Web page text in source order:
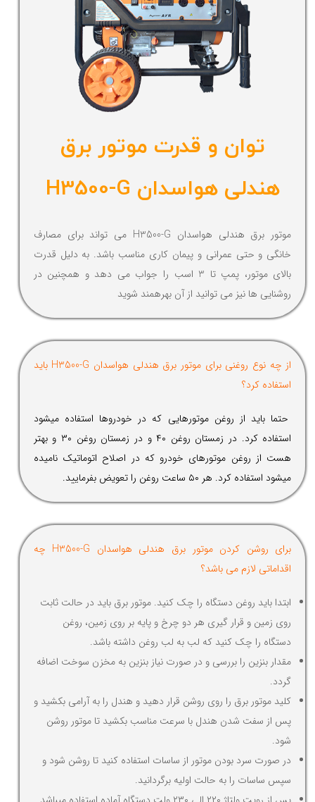
توان و قدرت موتور برق
هندلی هواسدان H3500-G
موتور برق هندلی هواسدان H3500-G می تواند برای مصارف
خانگی و حتی عمرانی و پیمان کاری مناسب باشد. به دلیل قدرت
بالای موتور، پمپ تا 3 اسب را جواب می دهد و همچنین در
روشنایی ها نیز می توانید از آن بهرهمند شوید
از چه نوع روغنی برای موتور برق هندلی هواسدان H3500-G باید
استفاده کرد؟
حتما باید از روغن موتورهایی که در خودروها استفاده میشود
استفاده کرد. در زمستان روغن ۴۰ و در زمستان روغن ۳۰ و بهتر
هست از روغن موتورهای خودرو که در اصلاح اتوماتیک نامیده
میشود استفاده کرد. هر ۵۰ ساعت روغن را تعویض بفرمایید.
برای روشن کردن موتور برق هندلی هواسدان H3500-G چه
اقداماتی لازم می باشد؟
ابتدا باید روغن دستگاه را چک کنید. موتور برق باید در حالت ثابت
روی زمین و قرار گیری هر دو چرخ و پایه بر روی زمین، روغن
دستگاه را چک کنید که لب به لب روغن داشته باشد.
مقدار بنزین را بررسی و در صورت نیاز بنزین به مخزن سوخت اضافه
گردد.
کلید موتور برق را روی روشن قرار دهید و هندل را به آرامی بکشید و
پس از سفت شدن هندل با سرعت مناسب بکشید تا موتور روشن
شود.
در صورت سرد بودن موتور از ساسات استفاده کنید تا روشن شود و
سپس ساسات را به حالت اولیه برگردانید.